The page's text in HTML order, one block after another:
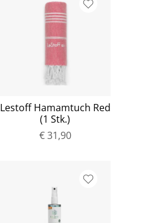
Lestoff Hamamtuch Red
(1 Stk.)
€ 31,90